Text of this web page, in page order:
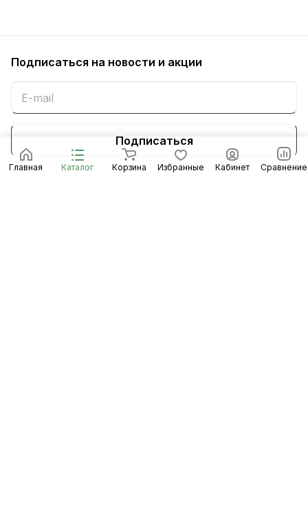
Главная Каталог Корзина Избранные Кабинет Сравнение
Подписаться на новости и акции
Подписаться